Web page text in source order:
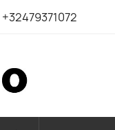
+32479371072